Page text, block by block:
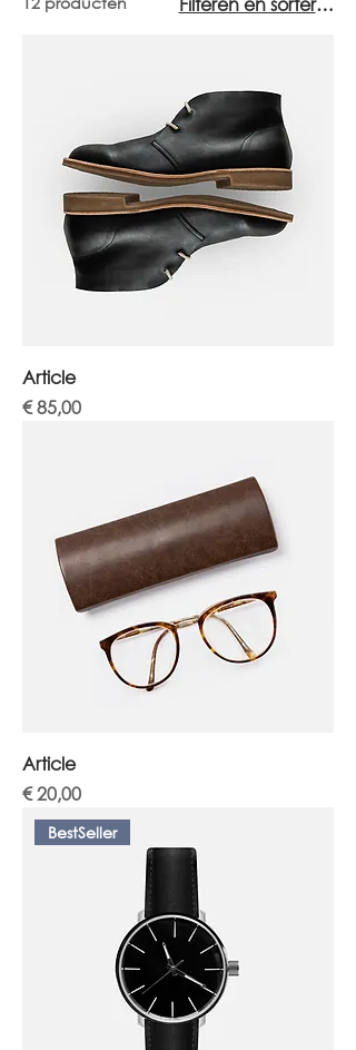
Article
Prijs
€ 85,00
Article
Prijs
€ 20,00
BestSeller